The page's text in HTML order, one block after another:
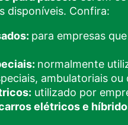
disponíveis. Confira:
para empresas
normalmente
ambulatoriais ou
utilizado por
elétricos e